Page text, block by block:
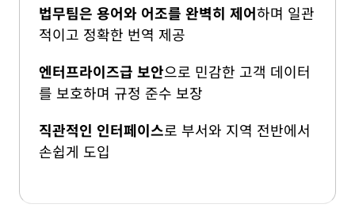
법무팀은 용어와 어조를 완벽히 제어하며 일관
적이고 정확한 번역 제공
엔터프라이즈급 보안으로 민감한 고객 데이터
를 보호하며 규정 준수 보장
직관적인 인터페이스로 부서와 지역 전반에서
손쉽게 도입